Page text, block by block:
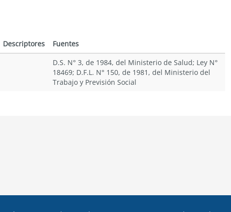
Descriptores
Fuentes
D.S. N° 3, de 1984, del Ministerio de Salud; Ley N°
18469; D.F.L. N° 150, de 1981, del Ministerio del
Trabajo y Previsión Social